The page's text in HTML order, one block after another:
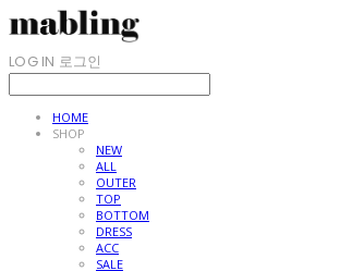
LOG IN 로그인
HOME
SHOP
NEW
ALL
OUTER
TOP
BOTTOM
DRESS
ACC
SALE